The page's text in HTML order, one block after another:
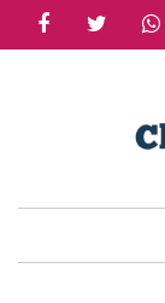
facebooktwitter